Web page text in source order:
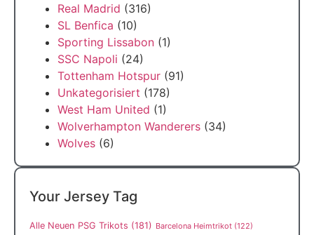
Real Madrid (316)
SL Benfica (10)
Sporting Lissabon (1)
SSC Napoli (24)
Tottenham Hotspur (91)
Unkategorisiert (178)
West Ham United (1)
Wolverhampton Wanderers (34)
Wolves (6)
Your Jersey Tag
Alle Neuen PSG Trikots (181) Barcelona Heimtrikot (122)